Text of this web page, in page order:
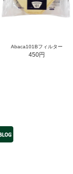
Abaca101Bフィルター
450円